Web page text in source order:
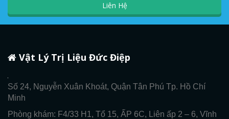
Liên Hệ
Vật Lý Trị Liệu Đức Điệp
Số 24, Nguyễn Xuân Khoát, Quận Tân Phú Tp. Hồ Chí
Minh
Phòng khám: F4/33 H1, Tổ 15, ẤP 6C, Liên ấp 2 – 6, Vĩnh